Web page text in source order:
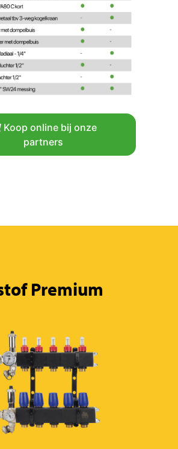
Koop online bij onze
partners
Premium